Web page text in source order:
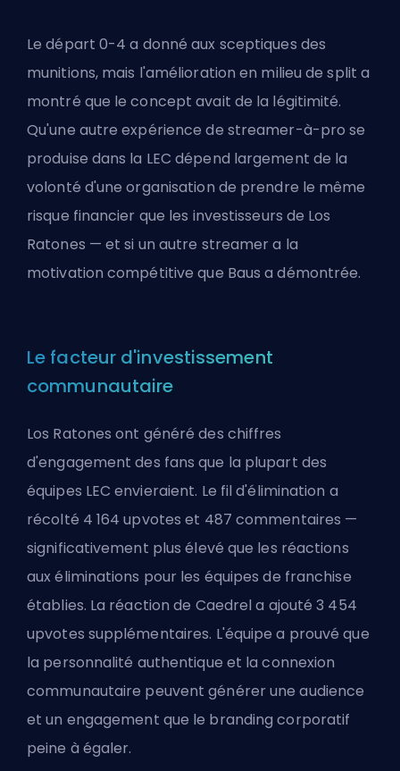
Le départ 0-4 a donné aux sceptiques des
munitions, mais l'amélioration en milieu de split a
montré que le concept avait de la légitimité.
Qu'une autre expérience de streamer-à-pro se
produise dans la LEC dépend largement de la
volonté d'une organisation de prendre le même
risque financier que les investisseurs de Los
Ratones — et si un autre streamer a la
motivation compétitive que Baus a démontrée.
Le facteur d'investissement
communautaire
Los Ratones ont généré des chiffres
d'engagement des fans que la plupart des
équipes LEC envieraient. Le fil d'élimination a
récolté 4 164 upvotes et 487 commentaires —
significativement plus élevé que les réactions
aux éliminations pour les équipes de franchise
établies. La réaction de Caedrel a ajouté 3 454
upvotes supplémentaires. L'équipe a prouvé que
la personnalité authentique et la connexion
communautaire peuvent générer une audience
et un engagement que le branding corporatif
peine à égaler.